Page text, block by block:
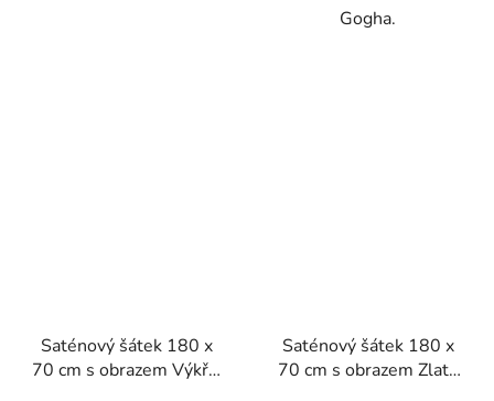
Gogha.
Saténový šátek 180 x
70 cm s obrazem Výkřik
Saténový šátek 180 x
70 cm s obrazem Zlatá